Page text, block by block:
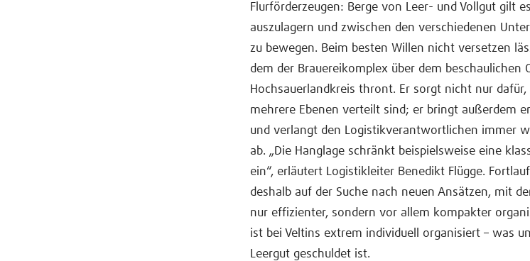
Flurförderzeugen: Berge von Leer- und Vollgut gilt
auszulagern und zwischen den verschiedenen
zu bewegen. Beim besten Willen nicht versetzen
dem der Brauereikomplex über dem beschaulichen
Hochsauerlandkreis thront. Er sorgt nicht nur dafür,
mehrere Ebenen verteilt sind; er bringt außerdem
und verlangt den Logistikverantwortlichen immer
ab. „Die Hanglage schränkt beispielsweise eine
ein“, erläutert Logistikleiter Benedikt Flügge.
deshalb auf der Suche nach neuen Ansätzen, mit
nur effizienter, sondern vor allem kompakter
ist bei Veltins extrem individuell organisiert – was
Leergut geschuldet ist.